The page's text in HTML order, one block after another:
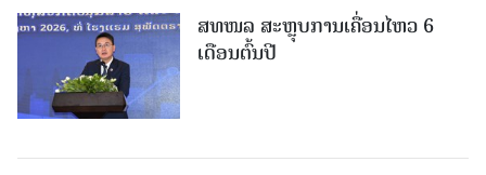
ສທໜລ ສະຫຼຸບການເຄື່ອນໄຫວ 6
ເດືອນຕົ້ນປີ